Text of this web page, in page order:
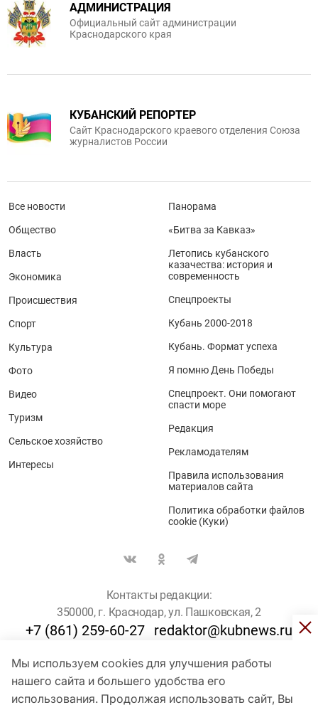
Мы используем cookies для улучшения работы
нашего сайта и большего удобства его
использования. Продолжая использовать сайт, Вы
АДМИНИСТРАЦИЯ
Официальный сайт администрации
Краснодарского края
КУБАНСКИЙ РЕПОРТЕР
Сайт Краснодарского краевого отделения Союза
журналистов России
Все новости
Общество
Власть
Экономика
Происшествия
Спорт
Культура
Фото
Видео
Туризм
Сельское хозяйство
Интересы
Панорама
«Битва за Кавказ»
Летопись кубанского
казачества: история и
современность
Спецпроекты
Кубань 2000-2018
Кубань. Формат успеха
Я помню День Победы
Спецпроект. Они помогают
спасти море
Редакция
Рекламодателям
Правила использования
материалов сайта
Политика обработки файлов
cookie (Куки)
Контакты редакции:
350000, г. Краснодар, ул. Пашковская, 2
+7 (861) 259-60-27 redaktor@kubnews.ru
Для пользователей старше 16 лет
© Кубанские Новости, 2017